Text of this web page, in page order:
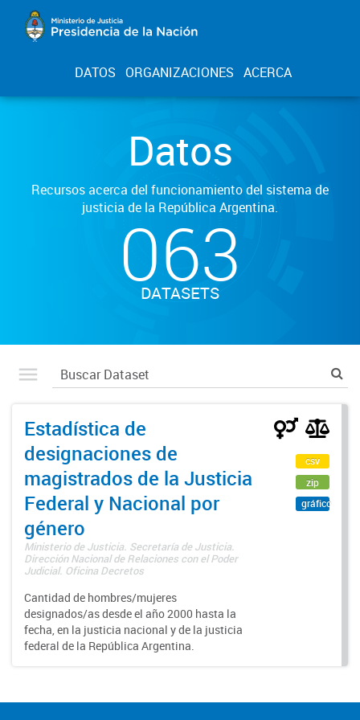
DATOS ORGANIZACIONES ACERCA
Datos
Recursos acerca del funcionamiento del sistema de
justicia de la República Argentina.
063
DATASETS
Estadística de
designaciones de
magistrados de la Justicia
Federal y Nacional por
género
Ministerio de Justicia. Secretaría de Justicia.
Dirección Nacional de Relaciones con el Poder
Judicial. Oficina Decretos
Cantidad de hombres/mujeres
designados/as desde el año 2000 hasta la
fecha, en la justicia nacional y de la justicia
federal de la República Argentina.
csv
zip
gráfico